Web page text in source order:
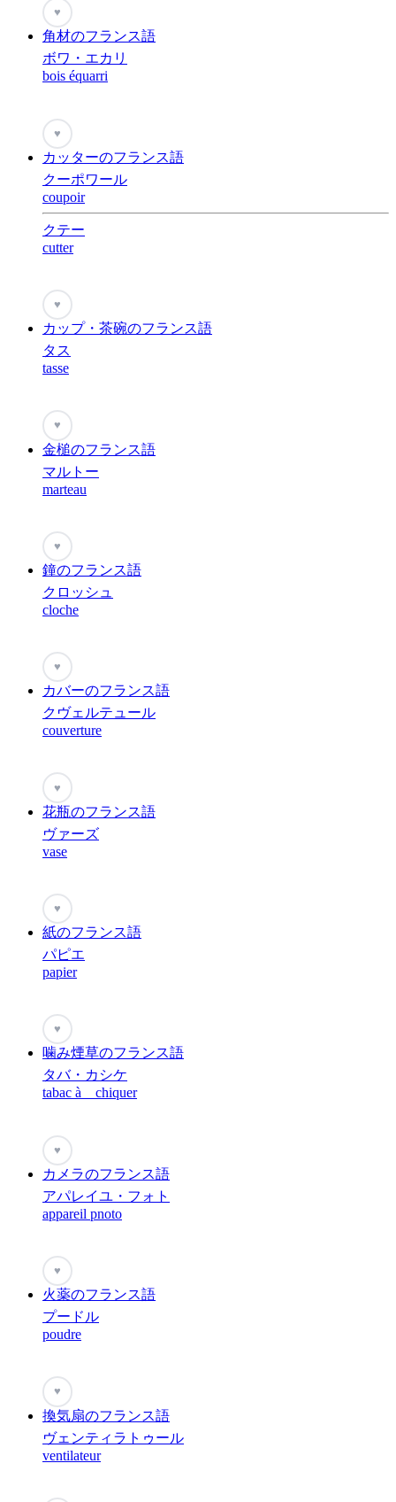
♥
角材のフランス語
ボワ・エカリ
bois équarri
♥
カッターのフランス語
クーポワール
coupoir
クテー
cutter
♥
カップ・茶碗のフランス語
タス
tasse
♥
金槌のフランス語
マルトー
marteau
♥
鐘のフランス語
クロッシュ
cloche
♥
カバーのフランス語
クヴェルテュール
couverture
♥
花瓶のフランス語
ヴァーズ
vase
♥
紙のフランス語
パピエ
papier
♥
噛み煙草のフランス語
タバ・カシケ
tabac à chiquer
♥
カメラのフランス語
アパレイユ・フォト
appareil pnoto
♥
火薬のフランス語
プードル
poudre
♥
換気扇のフランス語
ヴェンティラトゥール
ventilateur